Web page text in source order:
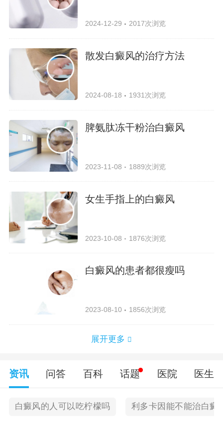
2024-12-29 2017次浏览
散发白癜风的治疗方法
2024-08-18 1931次浏览
脾氨肽冻干粉治白癜风
2023-11-08 1889次浏览
女生手指上的白癜风
2023-10-08 1876次浏览
白癜风的患者都很瘦吗
2023-08-10 1856次浏览
展开更多
资讯 问答 百科 话题 医院 医生
白癜风的人可以吃柠檬吗 利多卡因能不能治白癜